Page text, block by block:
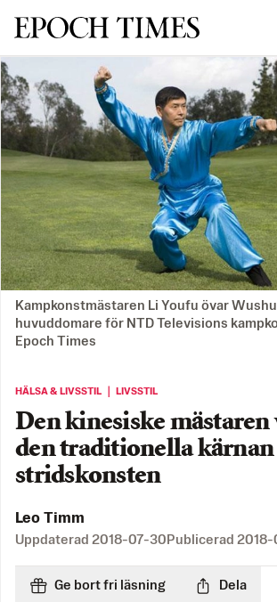
Svenska Epoch Times
Kampkonstmästaren Li Youfu övar
huvuddomare för NTD Televisions
Epoch Times
HÄLSA & LIVSSTIL ｜ LIVSSTIL
Den kinesiske mästaren
den traditionella
stridskonsten
Leo Timm
Uppdaterad 2018-07-30 Publicerad 2018-
Ge bort fri läsning Dela